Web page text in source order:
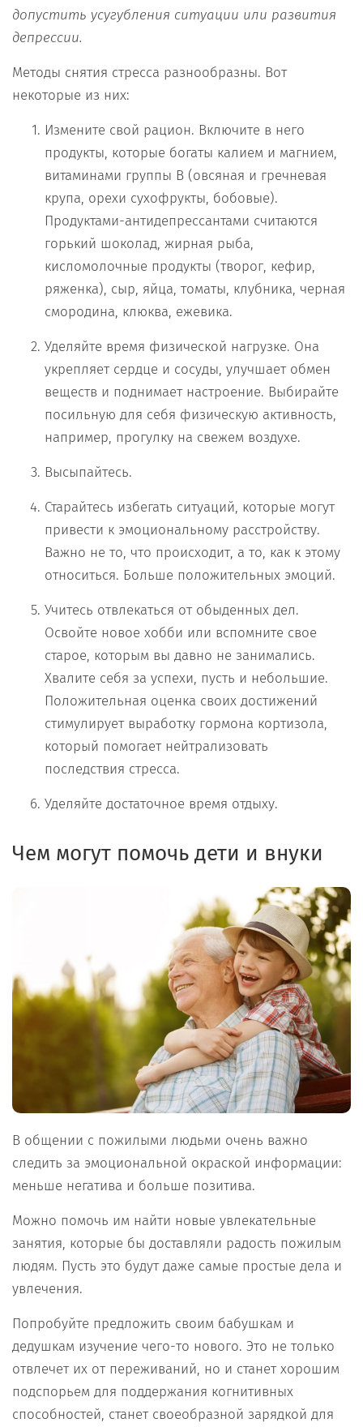
допустить усугубления ситуации или развития
депрессии.
Методы снятия стресса разнообразны. Вот
некоторые из них:
Измените свой рацион. Включите в него
продукты, которые богаты калием и магнием,
витаминами группы В (овсяная и гречневая
крупа, орехи сухофрукты, бобовые).
Продуктами-антидепрессантами считаются
горький шоколад, жирная рыба,
кисломолочные продукты (творог, кефир,
ряженка), сыр, яйца, томаты, клубника, черная
смородина, клюква, ежевика.
Уделяйте время физической нагрузке. Она
укрепляет сердце и сосуды, улучшает обмен
веществ и поднимает настроение. Выбирайте
посильную для себя физическую активность,
например, прогулку на свежем воздухе.
Высыпайтесь.
Старайтесь избегать ситуаций, которые могут
привести к эмоциональному расстройству.
Важно не то, что происходит, а то, как к этому
относиться. Больше положительных эмоций.
Учитесь отвлекаться от обыденных дел.
Освойте новое хобби или вспомните свое
старое, которым вы давно не занимались.
Хвалите себя за успехи, пусть и небольшие.
Положительная оценка своих достижений
стимулирует выработку гормона кортизола,
который помогает нейтрализовать
последствия стресса.
Уделяйте достаточное время отдыху.
Чем могут помочь дети и внуки
В общении с пожилыми людьми очень важно
следить за эмоциональной окраской информации:
меньше негатива и больше позитива.
Можно помочь им найти новые увлекательные
занятия, которые бы доставляли радость пожилым
людям. Пусть это будут даже самые простые дела и
увлечения.
Попробуйте предложить своим бабушкам и
дедушкам изучение чего-то нового. Это не только
отвлечет их от переживаний, но и станет хорошим
подспорьем для поддержания когнитивных
способностей, станет своеобразной зарядкой для